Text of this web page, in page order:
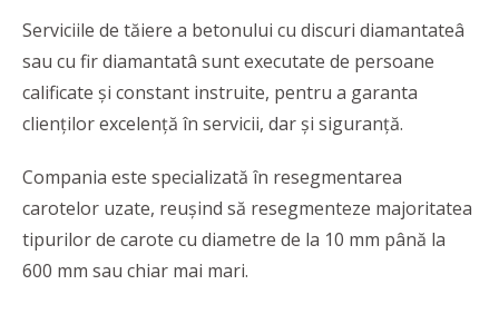
Serviciile de tăiere a betonului cu discuri diamantateâ
sau cu fir diamantatâ sunt executate de persoane
calificate și constant instruite, pentru a garanta
clienților excelență în servicii, dar și siguranță.
Compania este specializată în resegmentarea
carotelor uzate, reușind să resegmenteze majoritatea
tipurilor de carote cu diametre de la 10 mm până la
600 mm sau chiar mai mari.